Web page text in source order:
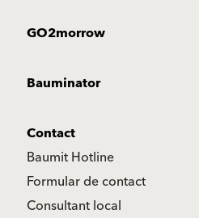
GO2morrow
Bauminator
Contact
Baumit Hotline
Formular de contact
Consultant local